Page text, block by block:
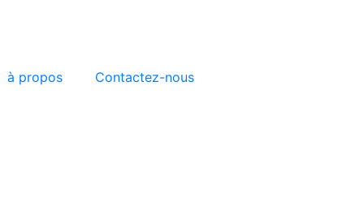
à propos Contactez-nous